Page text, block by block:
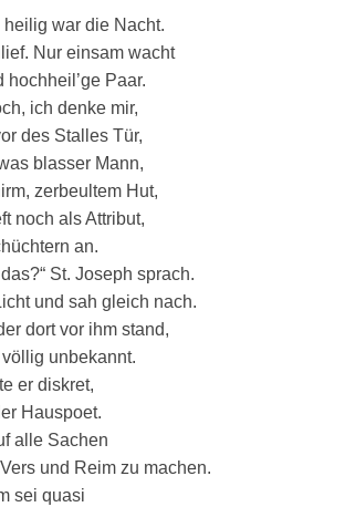
war die Nacht.
Nur einsam wacht
hochheil’ge Paar.
ich denke mir,
des Stalles Tür,
blasser Mann,
zerbeultem Hut,
noch als Attribut,
an.
St. Joseph sprach.
und sah gleich nach.
dort vor ihm stand,
unbekannt.
er diskret,
Hauspoet.
alle Sachen
und Reim zu machen.
sei quasi